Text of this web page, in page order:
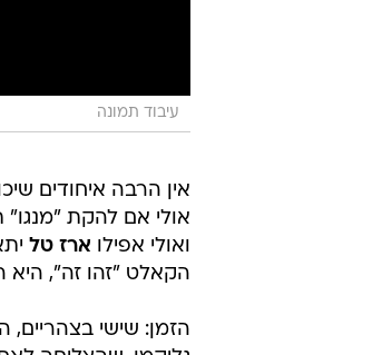
עיבוד תמונה
אין הרבה איחודים
אולי אם להקת "מנגו"
ואולי אפילו ארז טל
הקאלט "זהו זה", היא
הזמן: שישי בצהריים,